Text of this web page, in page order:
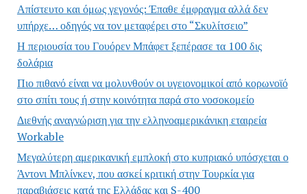
Απίστευτο και όμως γεγονός: Έπαθε έμφραγμα αλλά δεν
υπήρχε… οδηγός να τον μεταφέρει στο “Σκυλίτσειο”
Η περιουσία του Γουόρεν Μπάφετ ξεπέρασε τα 100 δις
δολάρια
Πιο πιθανό είναι να μολυνθούν οι υγειονομικοί από κορωνοϊό
στο σπίτι τους ή στην κοινότητα παρά στο νοσοκομείο
Διεθνής αναγνώριση για την ελληνοαμερικάνικη εταιρεία
Workable
Μεγαλύτερη αμερικανική εμπλοκή στο κυπριακό υπόσχεται ο
Άντονι Μπλίνκεν, που ασκεί κριτική στην Τουρκία για
παραβιάσεις κατά της Ελλάδας και S-400